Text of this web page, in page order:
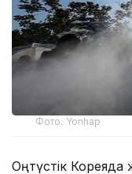
Фото: Yonhap
Оңтүстік Кореяда